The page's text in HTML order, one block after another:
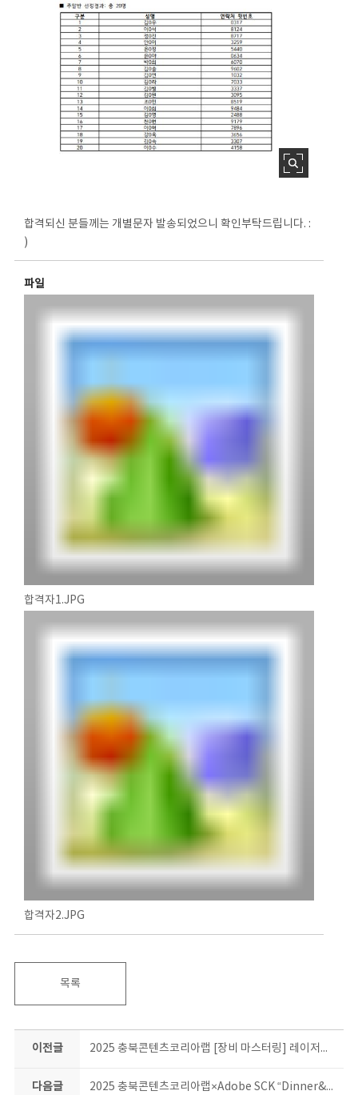
합격되신 분들께는 개별문자 발송되었으니 확인부탁드립니다. :
)
파일
합격자1.JPG
합격자2.JPG
목록
이전글 2025 충북콘텐츠코리아랩 [장비 마스터링] 레이저커팅기 심화 과정 교육생 모집 공고
다음글 2025 충북콘텐츠코리아랩×Adobe SCK “Dinner&Learn: Adobe 생성형 AI로 똑똑하게 일하기